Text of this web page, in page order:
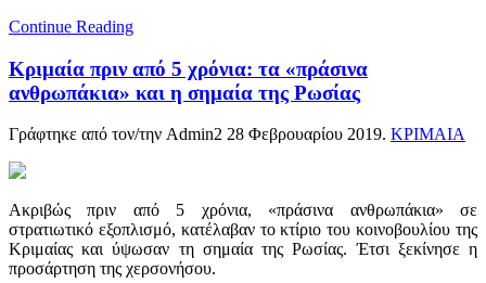
Continue Reading
Κριμαία πριν από 5 χρόνια: τα «πράσινα
ανθρωπάκια» και η σημαία της Ρωσίας
Γράφτηκε από τον/την Admin2 28 Φεβρουαρίου 2019. ΚΡΙΜΑΙΑ
Ακριβώς πριν από 5 χρόνια, «πράσινα ανθρωπάκια» σε
στρατιωτικό εξοπλισμό, κατέλαβαν το κτίριο του κοινοβουλίου της
Κριμαίας και ύψωσαν τη σημαία της Ρωσίας. Έτσι ξεκίνησε η
προσάρτηση της χερσονήσου.